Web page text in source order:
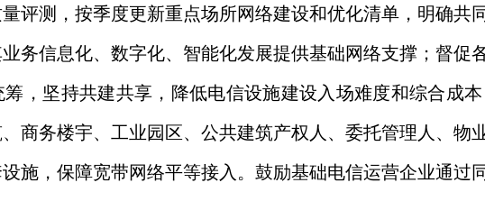
评测，按季度更新重点场所网络建设和优化清单，明确共
务信息化、数字化、智能化发展提供基础网络支撑；督促
，坚持共建共享，降低电信设施建设入场难度和综合成本
商务楼宇、工业园区、公共建筑产权人、委托管理人、物
施，保障宽带网络平等接入。鼓励基础电信运营企业通过